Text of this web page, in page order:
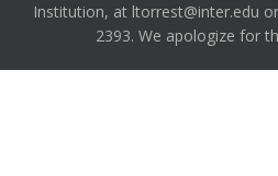
Institution, at ltorrest@inter.edu
2393. We apologize for